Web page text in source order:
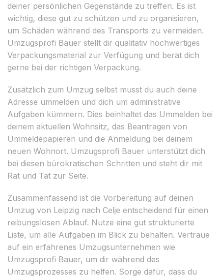
deiner persönlichen Gegenstände zu treffen. Es ist
wichtig, diese gut zu schützen und zu organisieren,
um Schäden während des Transports zu vermeiden.
Umzugsprofi Bauer stellt dir qualitativ hochwertiges
Verpackungsmaterial zur Verfügung und berät dich
gerne bei der richtigen Verpackung.
Zusätzlich zum Umzug selbst musst du auch deine
Adresse ummelden und dich um administrative
Aufgaben kümmern. Dies beinhaltet das Ummelden bei
deinem aktuellen Wohnsitz, das Beantragen von
Ummeldepapieren und die Anmeldung bei deinem
neuen Wohnort. Umzugsprofi Bauer unterstützt dich
bei diesen bürokratischen Schritten und steht dir mit
Rat und Tat zur Seite.
Zusammenfassend ist die Vorbereitung auf deinen
Umzug von Leipzig nach Celje entscheidend für einen
reibungslosen Ablauf. Nutze eine gut strukturierte
Liste, um alle Aufgaben im Blick zu behalten. Vertraue
auf ein erfahrenes Umzugsunternehmen wie
Umzugsprofi Bauer, um dir während des
Umzugsprozesses zu helfen. Sorge dafür, dass du